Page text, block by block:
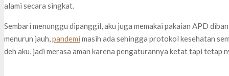
alami secara singkat.
Sembari menunggu dipanggil, aku juga memakai pakaian APD
menurun jauh,pandemi masih ada sehingga protokol kesehatan
deh aku, jadi merasa aman karena pengaturannya ketat tapi tetap